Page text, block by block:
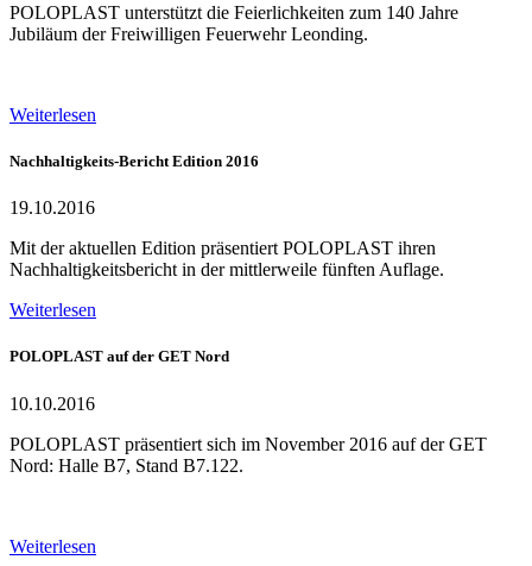
POLOPLAST unterstützt die Feierlichkeiten zum 140 Jahre
Jubiläum der Freiwilligen Feuerwehr Leonding.
Weiterlesen
Nachhaltigkeits-Bericht Edition 2016
19.10.2016
Mit der aktuellen Edition präsentiert POLOPLAST ihren
Nachhaltigkeitsbericht in der mittlerweile fünften Auflage.
Weiterlesen
POLOPLAST auf der GET Nord
10.10.2016
POLOPLAST präsentiert sich im November 2016 auf der GET
Nord: Halle B7, Stand B7.122.
Weiterlesen